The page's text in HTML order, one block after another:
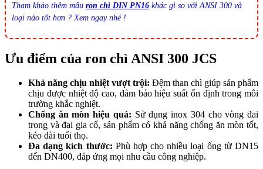
Tham khảo thêm mẫu ron chì DIN PN16 khác gì so với ANSI 300 và
loại nào tốt hơn ? Xem ngay nhé !
Ưu điểm của ron chì ANSI 300 JCS
Khả năng chịu nhiệt vượt trội: Đệm than chì giúp sản phẩm
chịu được nhiệt độ cao, đảm bảo hiệu suất ổn định trong môi
trường khắc nghiệt.
Chống ăn mòn hiệu quả: Sử dụng inox 304 cho vòng đai
trong và đai gia cố, sản phẩm có khả năng chống ăn mòn tốt,
kéo dài tuổi thọ.
Đa dạng kích thước: Phù hợp cho nhiều loại ống từ DN15
đến DN400, đáp ứng mọi nhu cầu công nghiệp.